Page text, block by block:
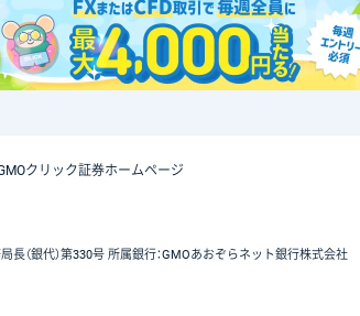
クリック証券ホームページ
（銀代）第330号 所属銀行：GMOあおぞらネット銀行株式会社